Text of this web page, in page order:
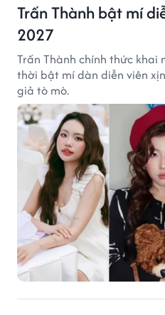
Trấn Thành bật mí
2027
Trấn Thành chính thức khai
thời bật mí dàn diễn viên
giả tò mò.